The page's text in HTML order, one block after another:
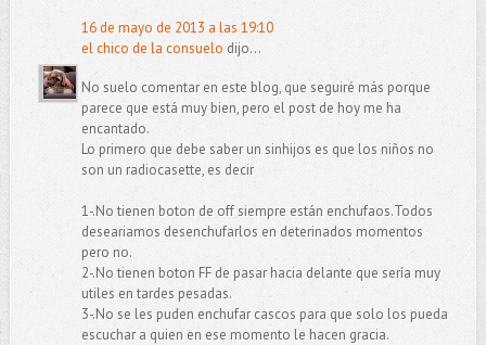
16 de mayo de 2013 a las 19:10
el chico de la consuelo dijo...
No suelo comentar en este blog, que seguiré más porque
parece que está muy bien, pero el post de hoy me ha
encantado.
Lo primero que debe saber un sinhijos es que los niños no
son un radiocasette, es decir
1-.No tienen boton de off siempre están enchufaos.Todos
deseariamos desenchufarlos en deterinados momentos
pero no.
2-.No tienen boton FF de pasar hacia delante que sería muy
utiles en tardes pesadas.
3-.No se les puden enchufar cascos para que solo los pueda
escuchar a quien en ese momento le hacen gracia.